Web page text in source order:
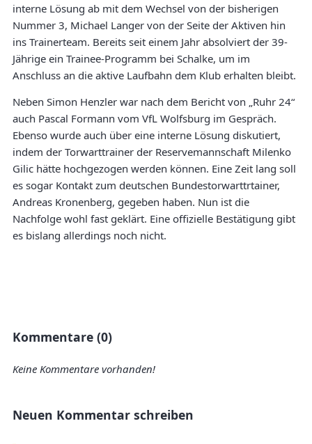
interne Lösung ab mit dem Wechsel von der bisherigen
Nummer 3, Michael Langer von der Seite der Aktiven hin
ins Trainerteam. Bereits seit einem Jahr absolviert der 39-
Jährige ein Trainee-Programm bei Schalke, um im
Anschluss an die aktive Laufbahn dem Klub erhalten bleibt.
Neben Simon Henzler war nach dem Bericht von „Ruhr 24“
auch Pascal Formann vom VfL Wolfsburg im Gespräch.
Ebenso wurde auch über eine interne Lösung diskutiert,
indem der Torwarttrainer der Reservemannschaft Milenko
Gilic hätte hochgezogen werden können. Eine Zeit lang soll
es sogar Kontakt zum deutschen Bundestorwarttrtainer,
Andreas Kronenberg, gegeben haben. Nun ist die
Nachfolge wohl fast geklärt. Eine offizielle Bestätigung gibt
es bislang allerdings noch nicht.
Kommentare (0)
Keine Kommentare vorhanden!
Neuen Kommentar schreiben